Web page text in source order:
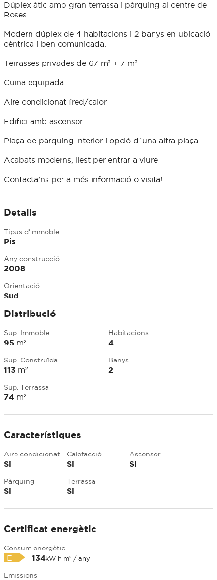
Dúplex àtic amb gran terrassa i pàrquing al centre de
Roses
Modern dúplex de 4 habitacions i 2 banys en ubicació
cèntrica i ben comunicada.
Terrasses privades de 67 m² + 7 m²
Cuina equipada
Aire condicionat fred/calor
Edifici amb ascensor
Plaça de pàrquing interior i opció d´una altra plaça
Acabats moderns, llest per entrar a viure
Contacta’ns per a més informació o visita!
Detalls
Tipus d'Immoble
Pis
Any construcció
2008
Orientació
Sud
Distribució
Sup. Immoble
95 m²
Sup. Construïda
113 m²
Sup. Terrassa
74 m²
Habitacions
4
Banys
2
Característiques
Aire condicionat
Si
Calefacció
Si
Ascensor
Si
Pàrquing
Si
Terrassa
Si
Certificat energètic
Consum energètic
E 134kW h m² / any
Emissions